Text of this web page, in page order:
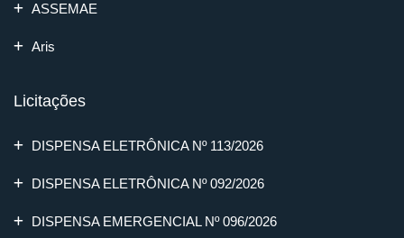
ASSEMAE
Aris
Licitações
DISPENSA ELETRÔNICA Nº 113/2026
DISPENSA ELETRÔNICA Nº 092/2026
DISPENSA EMERGENCIAL Nº 096/2026